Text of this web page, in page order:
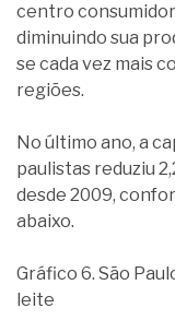
centro
diminuindo sua
se cada vez mais
regiões.
No último ano, a
paulistas reduziu
desde 2009,
abaixo.
Gráfico 6. São
leite